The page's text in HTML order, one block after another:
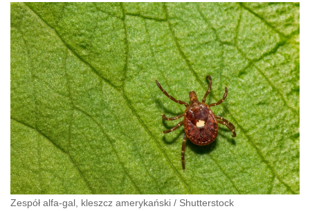
Zespół alfa-gal, kleszcz amerykański / Shutterstock